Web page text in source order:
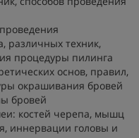
различных техник,
процедуры пилинга
основ, правил,
окрашивания бровей
бровей
костей черепа, мышц
иннервации головы и